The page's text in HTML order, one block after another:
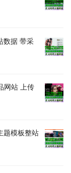
数据 带采
网站 上传
题模板整站